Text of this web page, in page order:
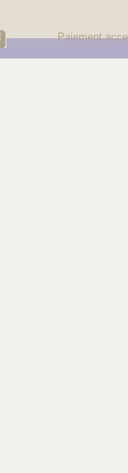
Paiement